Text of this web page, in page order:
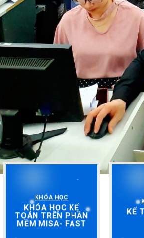
KHÓA HỌC
KHÓA HỌC KẾ
TOÁN TRÊN PHẦN
MỀM MISA- FAST
KẾ